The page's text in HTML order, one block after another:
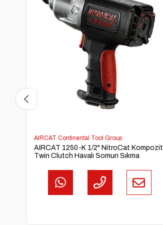
AIRCAT Continental Tool Group
AIRCAT 1250-K 1/2" NitroCat Kompozit
Twin Clutch Havalı Somun Sıkma